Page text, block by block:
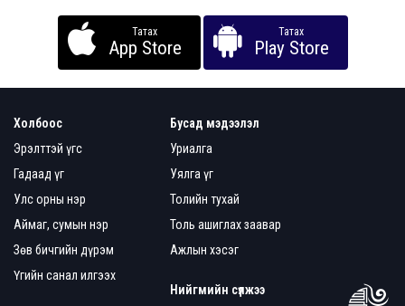
Татах
App Store
Татах
Play Store
Холбоос
Эрэлттэй үгс
Гадаад үг
Улс орны нэр
Аймаг, сумын нэр
Зөв бичгийн дүрэм
Үгийн санал илгээх
Бусад мэдээлэл
Уриалга
Уялга үг
Толийн тухай
Толь ашиглах заавар
Ажлын хэсэг
Нийгмийн сүлжээ